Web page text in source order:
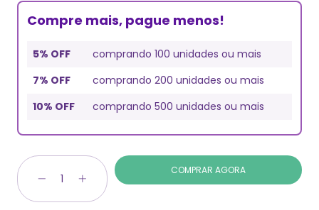
Compre mais, pague menos!
5% OFF
comprando 100 unidades ou mais
7% OFF
comprando 200 unidades ou mais
10% OFF
comprando 500 unidades ou mais